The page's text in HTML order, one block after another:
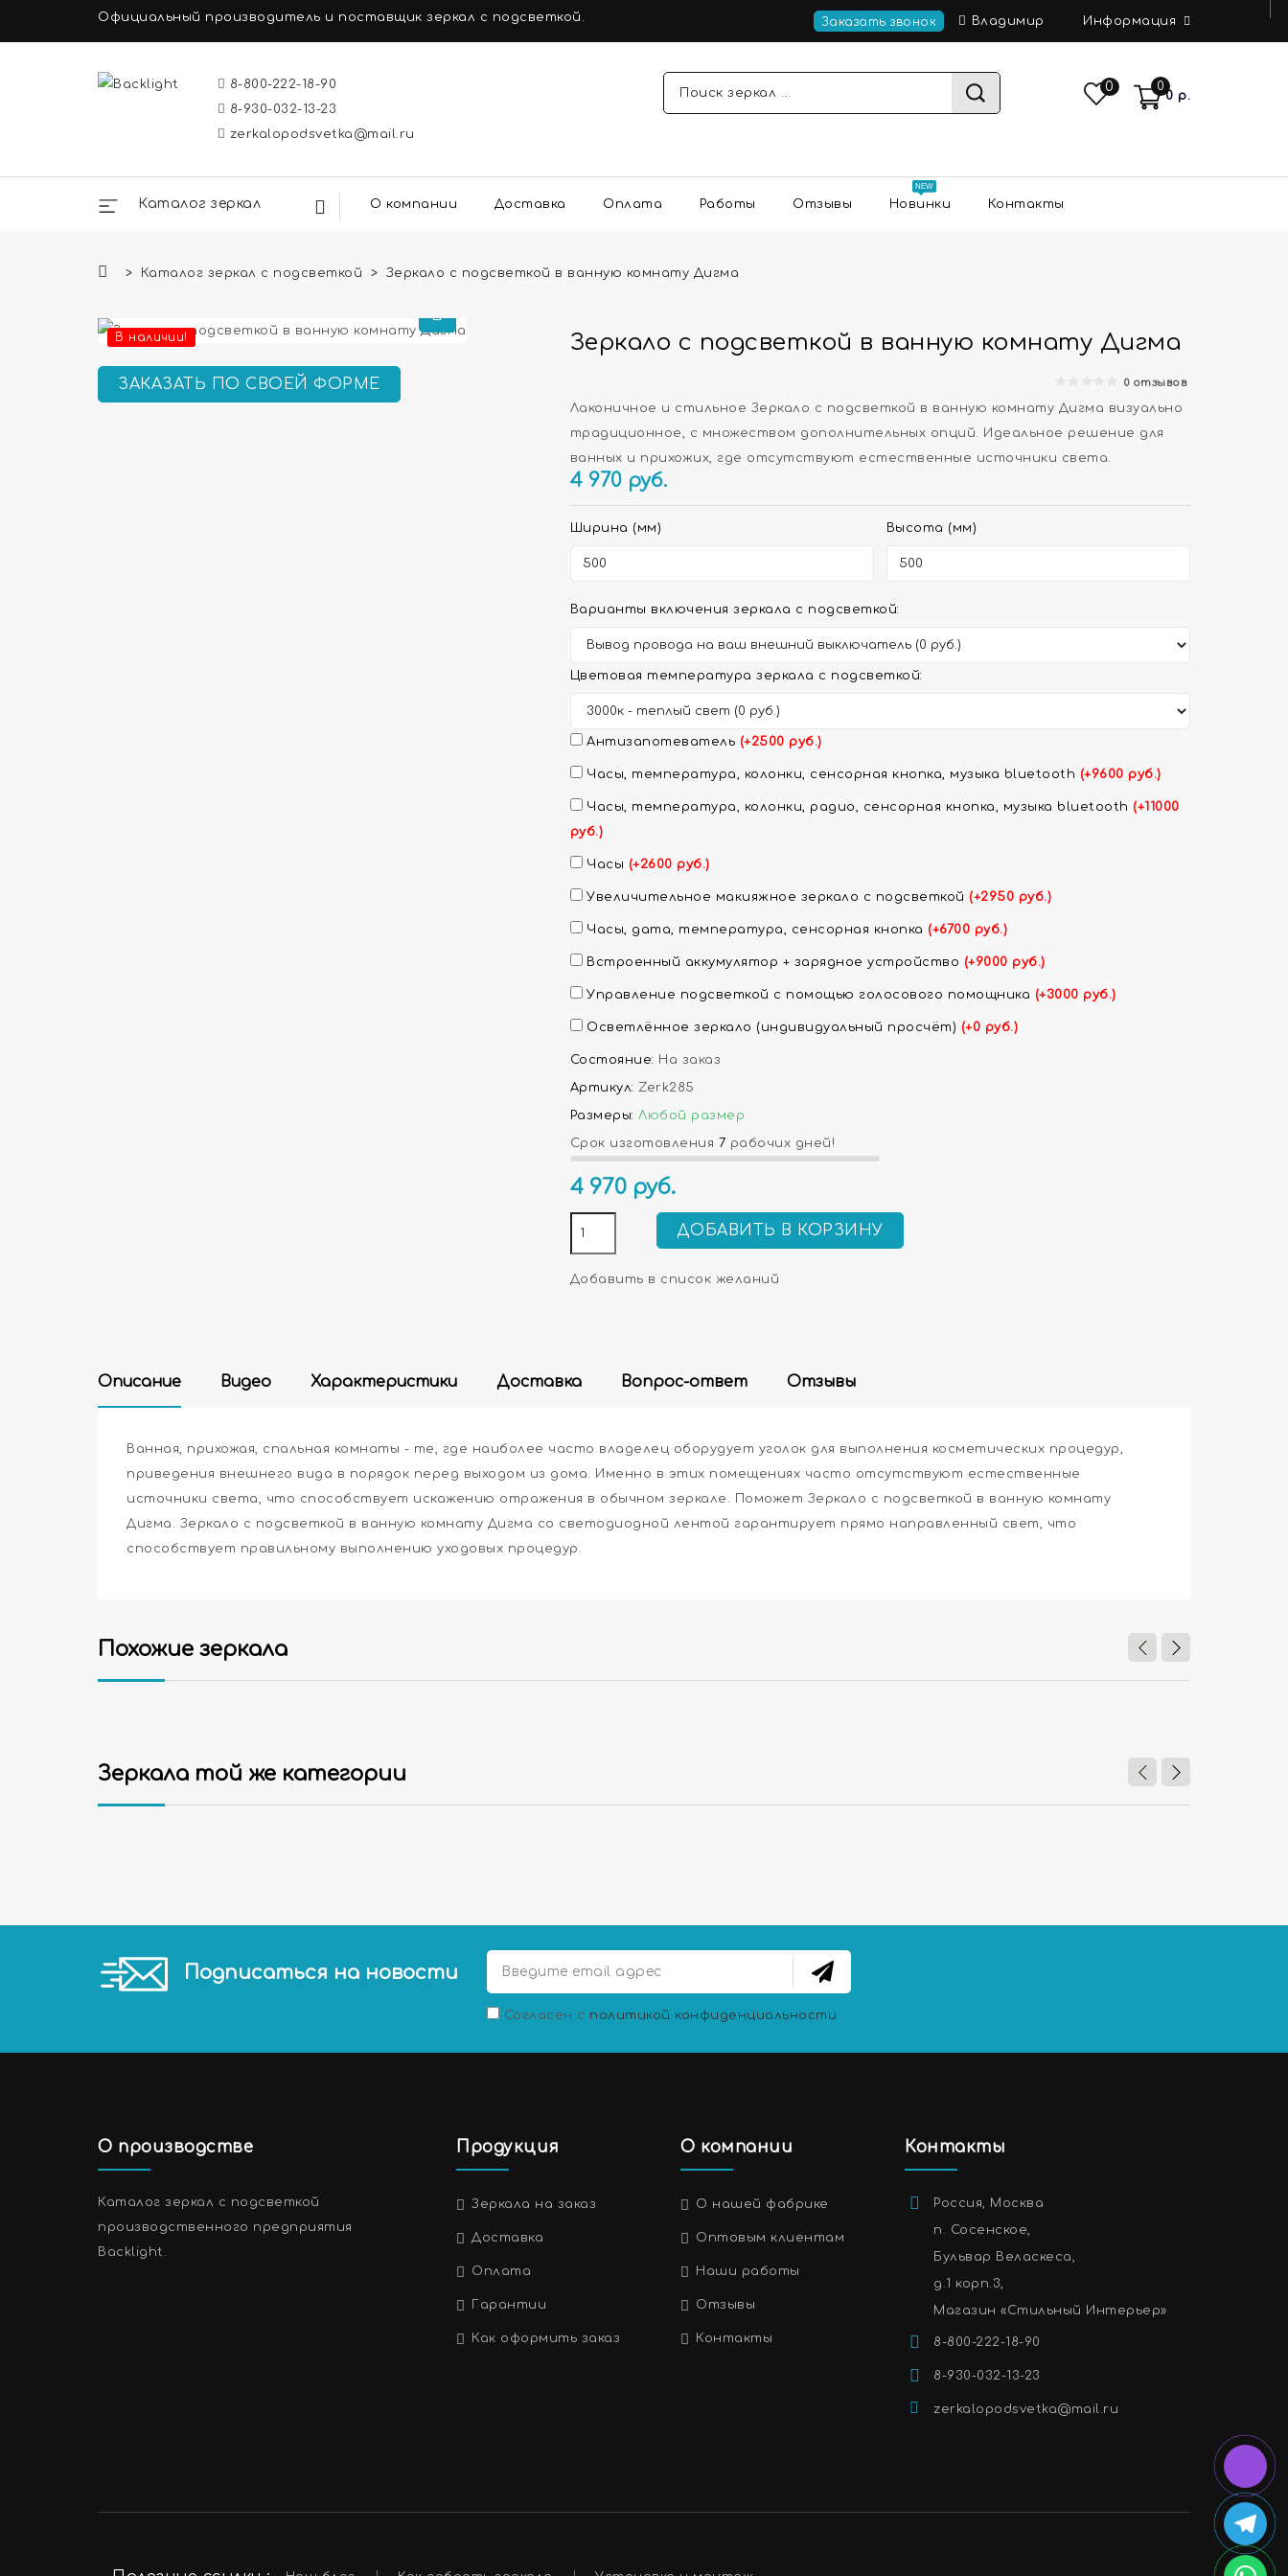
Официальный производитель и поставщик зеркал с подсветкой. Заказать звонок Владимир Информация
0
0 р.
0
8-800-222-18-90
8-930-032-13-23
zerkalopodsvetka@mail.ru
Каталог зеркал О компании Доставка Оплата Работы Отзывы Новинки Контакты
Каталог зеркал с подсветкой Зеркало с подсветкой в ванную комнату Дигма
В наличии!
ЗАКАЗАТЬ ПО СВОЕЙ ФОРМЕ
Зеркало с подсветкой в ванную комнату Дигма
0 отзывов
Лаконичное и стильное Зеркало с подсветкой в ванную комнату Дигма визуально
традиционное, с множеством дополнительных опций. Идеальное решение для
ванных и прихожих, где отсутствуют естественные источники света.
4 970 руб.
Ширина (мм) Высота (мм)
Варианты включения зеркала с подсветкой:
Цветовая температура зеркала с подсветкой:
Антизапотеватель (+2500 руб.)
Часы, температура, колонки, сенсорная кнопка, музыка bluetooth (+9600 руб.)
Часы, температура, колонки, радио, сенсорная кнопка, музыка bluetooth (+11000
руб.)
Часы (+2600 руб.)
Увеличительное макияжное зеркало с подсветкой (+2950 руб.)
Часы, дата, температура, сенсорная кнопка (+6700 руб.)
Встроенный аккумулятор + зарядное устройство (+9000 руб.)
Управление подсветкой с помощью голосового помощника (+3000 руб.)
Осветлённое зеркало (индивидуальный просчёт) (+0 руб.)
Состояние: На заказ
Артикул: Zerk285
Размеры: Любой размер
Срок изготовления 7 рабочих дней!
4 970 руб.
ДОБАВИТЬ В КОРЗИНУ
Добавить в список желаний
Описание Видео Характеристики Доставка Вопрос-ответ Отзывы
Ванная, прихожая, спальная комнаты - те, где наиболее часто владелец оборудует уголок для выполнения косметических процедур,
приведения внешнего вида в порядок перед выходом из дома. Именно в этих помещениях часто отсутствуют естественные
источники света, что способствует искажению отражения в обычном зеркале. Поможет Зеркало с подсветкой в ванную комнату
Дигма. Зеркало с подсветкой в ванную комнату Дигма со светодиодной лентой гарантирует прямо направленный свет, что
способствует правильному выполнению уходовых процедур.
Похожие зеркала
Зеркала той же категории
Подписаться на новости
Согласен с политикой конфиденциальности
О производстве
Каталог зеркал с подсветкой
производственного предприятия
Backlight.
Продукция
Зеркала на заказ
Доставка
Оплата
Гарантии
Как оформить заказ
О компании
О нашей фабрике
Оптовым клиентам
Наши работы
Отзывы
Контакты
Контакты
Россия, Москва
п. Сосенское,
Бульвар Веласкеса,
д.1 корп.3,
Магазин «Стильный Интерьер»
8-800-222-18-90
8-930-032-13-23
zerkalopodsvetka@mail.ru